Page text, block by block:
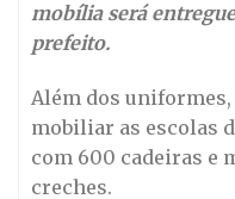
mobília será
prefeito.
Além dos
mobiliar as escolas
com 600 cadeiras e
creches.